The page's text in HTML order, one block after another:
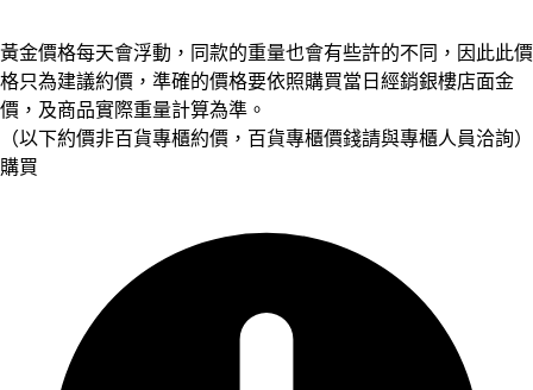
黃金價格每天會浮動，同款的重量也會有些許的不同，因此此價
格只為建議約價，準確的價格要依照購買當日經銷銀樓店面金
價，及商品實際重量計算為準。
（以下約價非百貨專櫃約價，百貨專櫃價錢請與專櫃人員洽詢）
購買